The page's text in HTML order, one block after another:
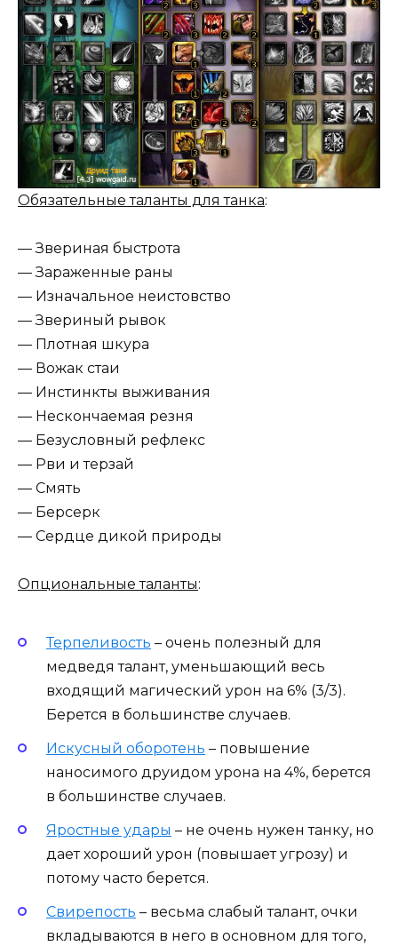
Обязательные таланты для танка:
— Звериная быстрота
— Зараженные раны
— Изначальное неистовство
— Звериный рывок
— Плотная шкура
— Вожак стаи
— Инстинкты выживания
— Нескончаемая резня
— Безусловный рефлекс
— Рви и терзай
— Смять
— Берсерк
— Сердце дикой природы
Опциональные таланты:
Терпеливость – очень полезный для
медведя талант, уменьшающий весь
входящий магический урон на 6% (3/3).
Берется в большинстве случаев.
Искусный оборотень – повышение
наносимого друидом урона на 4%, берется
в большинстве случаев.
Яростные удары – не очень нужен танку, но
дает хороший урон (повышает угрозу) и
потому часто берется.
Свирепость – весьма слабый талант, очки
вкладываются в него в основном для того,